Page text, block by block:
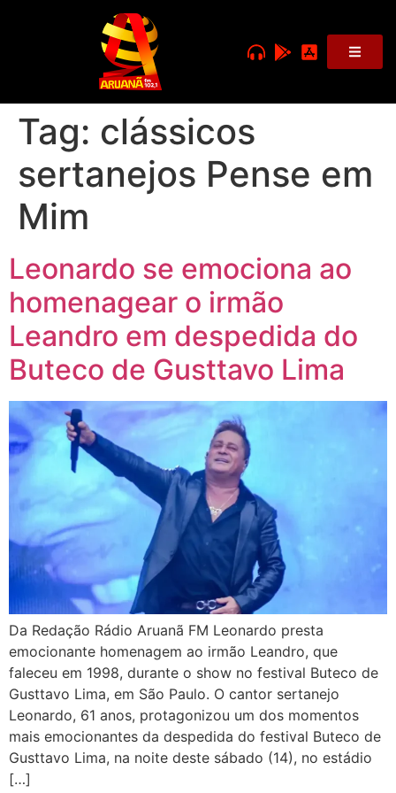
Tag: clássicos
sertanejos Pense em
Mim
Leonardo se emociona ao
homenagear o irmão
Leandro em despedida do
Buteco de Gusttavo Lima
Da Redação Rádio Aruanã FM Leonardo presta
emocionante homenagem ao irmão Leandro, que
faleceu em 1998, durante o show no festival Buteco de
Gusttavo Lima, em São Paulo. O cantor sertanejo
Leonardo, 61 anos, protagonizou um dos momentos
mais emocionantes da despedida do festival Buteco de
Gusttavo Lima, na noite deste sábado (14), no estádio
[…]